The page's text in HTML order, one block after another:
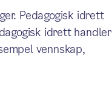
Pedagogisk idrett
idrett handler
vennskap,